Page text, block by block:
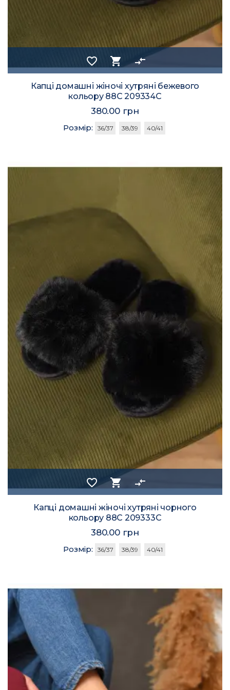
favorite_border shopping_cart compare_arrows
Капці домашні жіночі хутряні бежевого
кольору 88С 209334C
380.00 грн
Розмір: 36/37 38/39 40/41
favorite_border shopping_cart compare_arrows
Капці домашні жіночі хутряні чорного
кольору 88С 209333C
380.00 грн
Розмір: 36/37 38/39 40/41